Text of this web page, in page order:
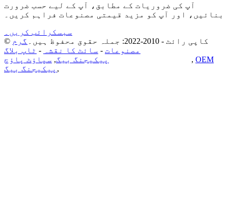
آپ کی ضروریات کے مطابق، آپ کے لیے حسب ضرورت
بنائیں، اور آپ کو مزید قیمتی مصنوعات فراہم کریں۔
سبسکرائب کریں۔
© کاپی رائٹ - 2010-2022: جملہ حقوق محفوظ ہیں۔
گرم
مصنوعات - سائٹ کا نقشہ - ٹاپ بلاگ
پیکیجنگ بیگ, سپاؤٹ پاؤچ , OEM
پیکیجنگ بیگ ,